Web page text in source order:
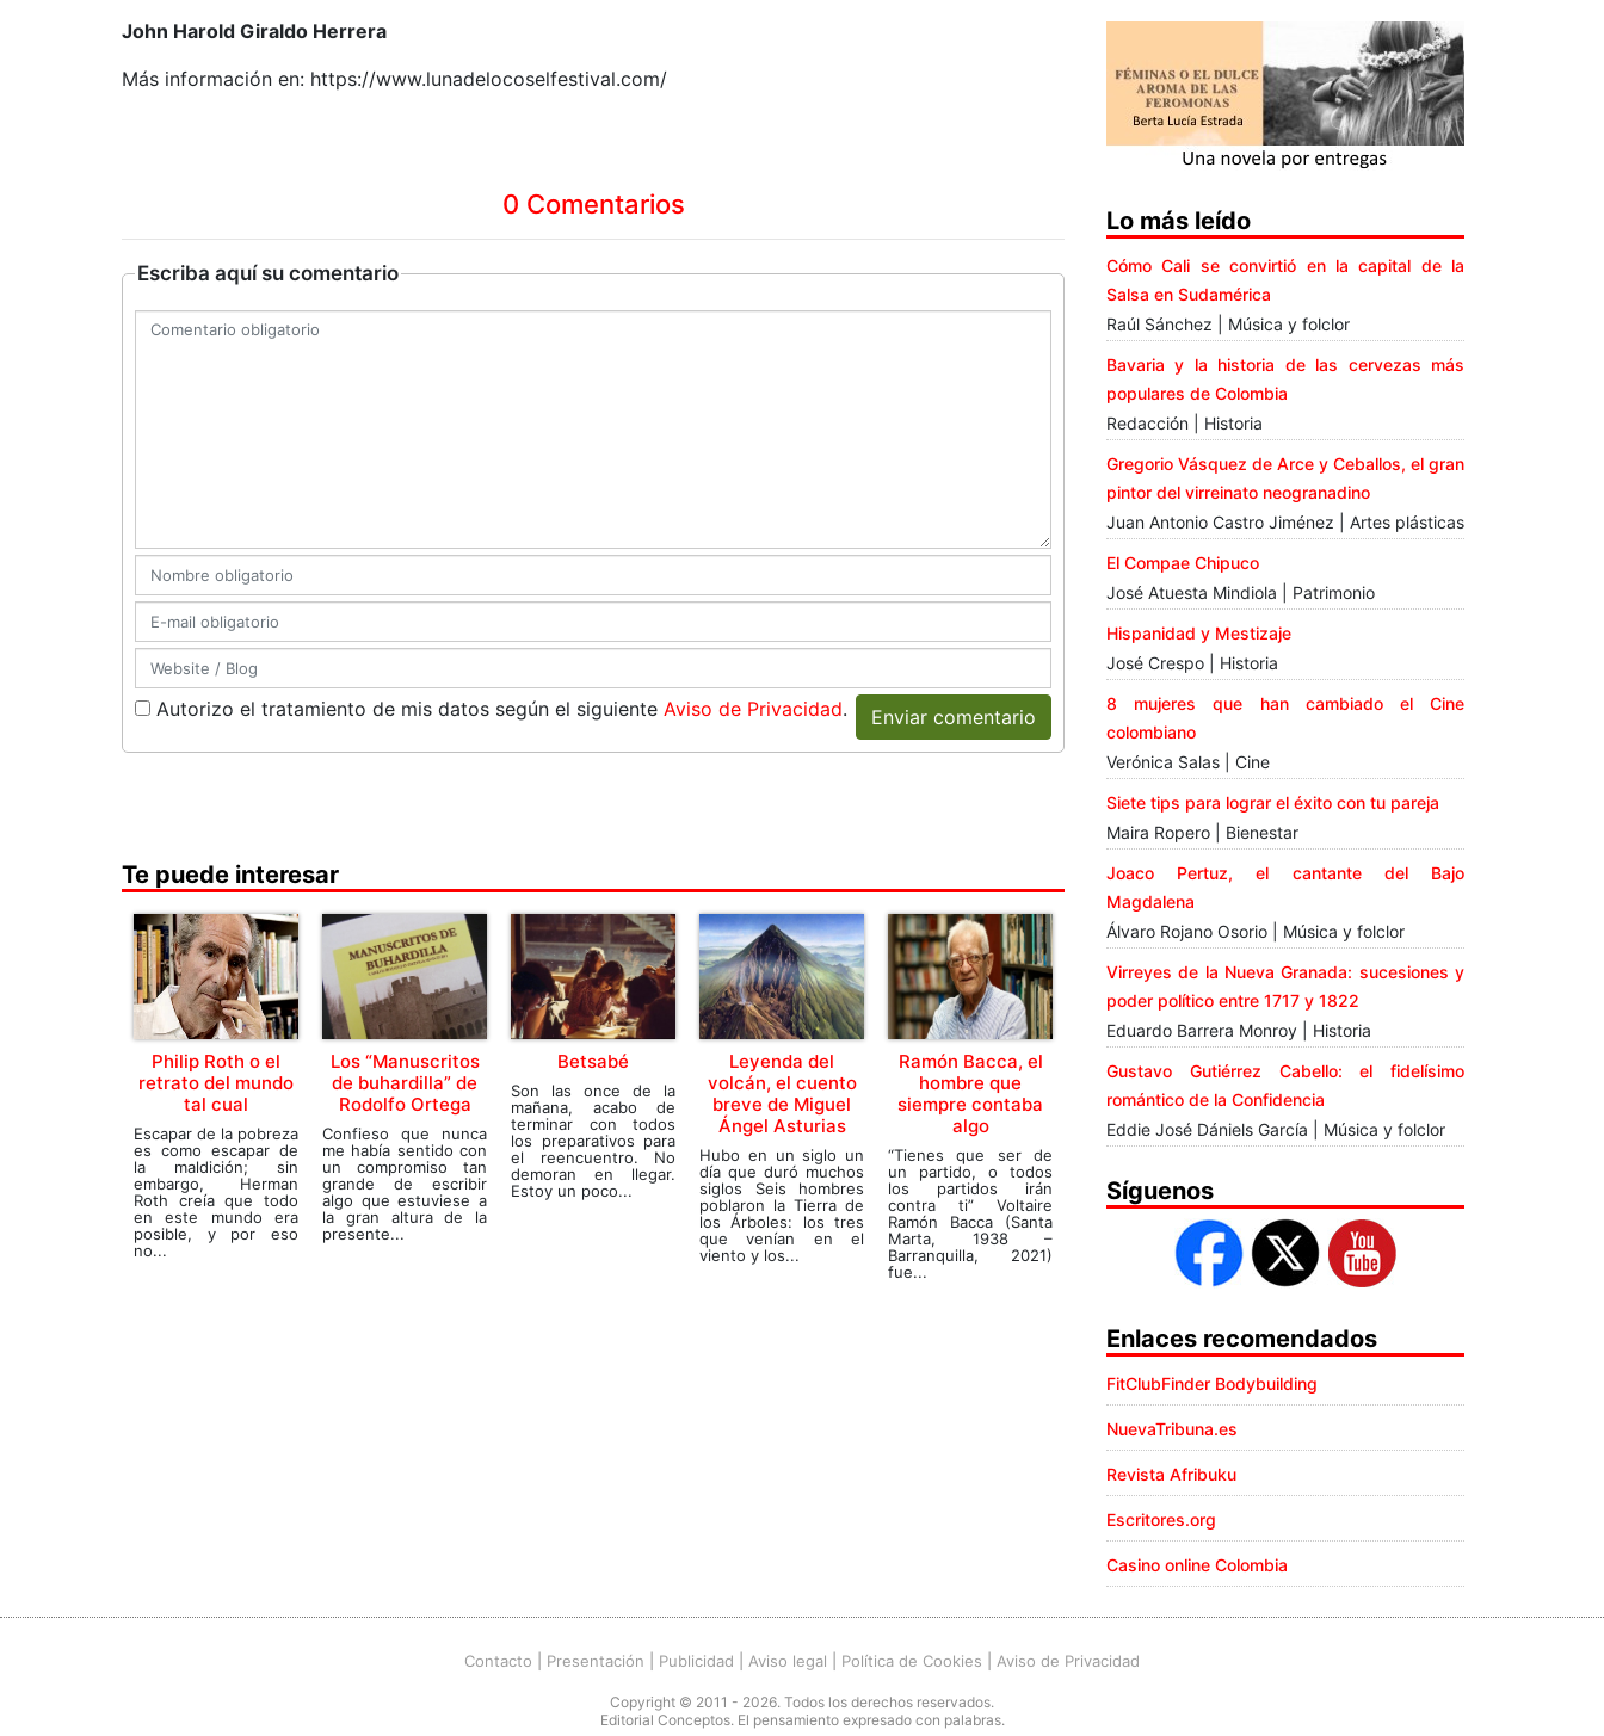
John Harold Giraldo Herrera
Más información en: https://www.lunadelocoselfestival.com/
0 Comentarios
Escriba aquí su comentario
Autorizo el tratamiento de mis datos según el siguiente Aviso de Privacidad. Enviar comentario
Te puede interesar
Philip Roth o el
retrato del mundo
tal cual
Escapar de la pobreza
es como escapar de
la maldición; sin
embargo, Herman
Roth creía que todo
en este mundo era
posible, y por eso
no...
Los “Manuscritos
de buhardilla” de
Rodolfo Ortega
Confieso que nunca
me había sentido con
un compromiso tan
grande de escribir
algo que estuviese a
la gran altura de la
presente...
Betsabé
Son las once de la
mañana, acabo de
terminar con todos
los preparativos para
el reencuentro. No
demoran en llegar.
Estoy un poco...
Leyenda del
volcán, el cuento
breve de Miguel
Ángel Asturias
Hubo en un siglo un
día que duró muchos
siglos Seis hombres
poblaron la Tierra de
los Árboles: los tres
que venían en el
viento y los...
Ramón Bacca, el
hombre que
siempre contaba
algo
“Tienes que ser de
un partido, o todos
los partidos irán
contra ti” Voltaire
Ramón Bacca (Santa
Marta, 1938 –
Barranquilla, 2021)
fue...
Lo más leído
Cómo Cali se convirtió en la capital de la
Salsa en Sudamérica
Raúl Sánchez | Música y folclor
Bavaria y la historia de las cervezas más
populares de Colombia
Redacción | Historia
Gregorio Vásquez de Arce y Ceballos, el gran
pintor del virreinato neogranadino
Juan Antonio Castro Jiménez | Artes plásticas
El Compae Chipuco
José Atuesta Mindiola | Patrimonio
Hispanidad y Mestizaje
José Crespo | Historia
8 mujeres que han cambiado el Cine
colombiano
Verónica Salas | Cine
Siete tips para lograr el éxito con tu pareja
Maira Ropero | Bienestar
Joaco Pertuz, el cantante del Bajo
Magdalena
Álvaro Rojano Osorio | Música y folclor
Virreyes de la Nueva Granada: sucesiones y
poder político entre 1717 y 1822
Eduardo Barrera Monroy | Historia
Gustavo Gutiérrez Cabello: el fidelísimo
romántico de la Confidencia
Eddie José Dániels García | Música y folclor
Síguenos
Enlaces recomendados
FitClubFinder Bodybuilding
NuevaTribuna.es
Revista Afribuku
Escritores.org
Casino online Colombia
Contacto Presentación Publicidad Aviso legal Política de Cookies Aviso de Privacidad
Copyright © 2011 - 2026. Todos los derechos reservados.
Editorial Conceptos. El pensamiento expresado con palabras.